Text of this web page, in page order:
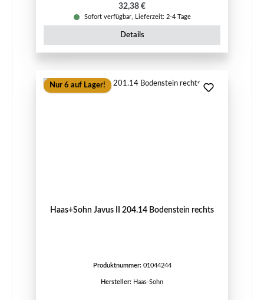
Regulärer Preis:
32,38 €
Sofort verfügbar, Lieferzeit: 2-4 Tage
Details
Nur 6 auf Lager!
Haas+Sohn Javus II 204.14 Bodenstein rechts
Produktnummer: 01044244
Hersteller: Haas-Sohn